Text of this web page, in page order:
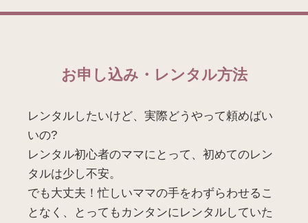
お申し込み・レンタル方法
レンタルしたいけど、実際どうやって頼めばい
いの?
レンタル初心者のママにとって、初めてのレン
タルは少し不安。
でも大丈夫！忙しいママの手をわずらわせるこ
となく、とってもカンタンにレンタルしていた